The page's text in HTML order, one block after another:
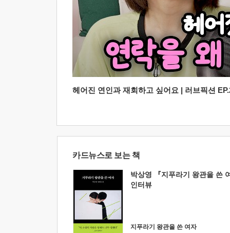
헤어진 연인과 재회하고 싶어요 | 러브픽션
카드뉴스로 보는 책
박상영 『지푸라기 왕관을 쓴
인터뷰
지푸라기 왕관을 쓴 여자